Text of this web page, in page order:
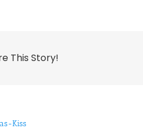
This Story!
Kiss